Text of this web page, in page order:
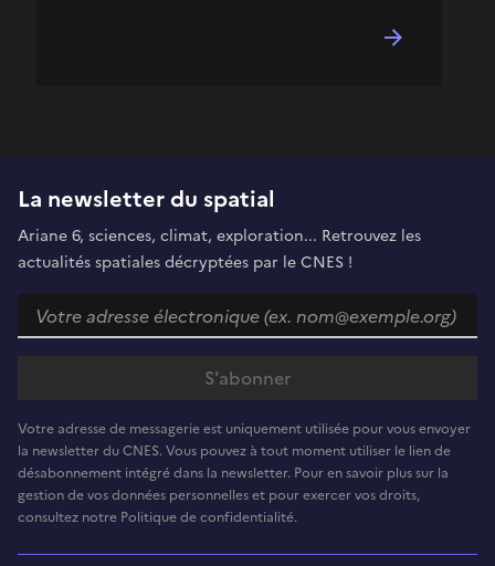
La newsletter du spatial
Ariane 6, sciences, climat, exploration... Retrouvez les
actualités spatiales décryptées par le CNES !
Votre adresse de messagerie est uniquement utilisée pour vous envoyer
la newsletter du CNES. Vous pouvez à tout moment utiliser le lien de
désabonnement intégré dans la newsletter. Pour en savoir plus sur la
gestion de vos données personnelles et pour exercer vos droits,
consultez notre Politique de confidentialité.